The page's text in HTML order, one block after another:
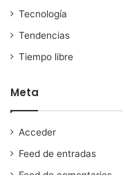
Tecnología
Tendencias
Tiempo libre
Meta
Acceder
Feed de entradas